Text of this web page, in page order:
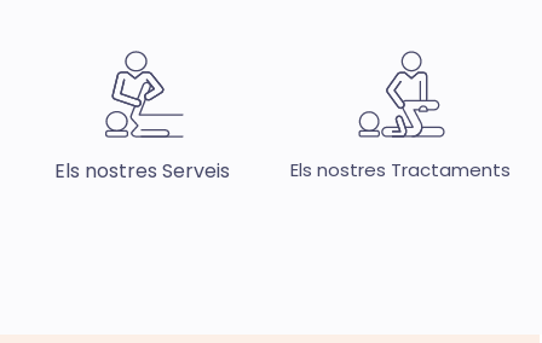
Els nostres Serveis Els nostres Tractaments